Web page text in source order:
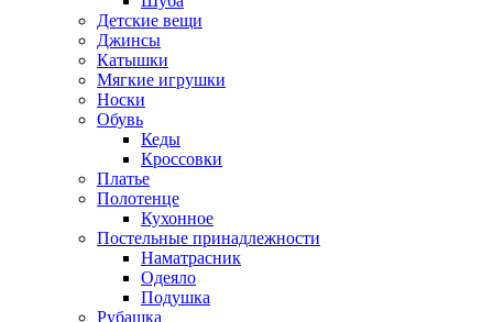
Детские вещи
Джинсы
Катышки
Мягкие игрушки
Носки
Обувь
Кеды
Кроссовки
Платье
Полотенце
Кухонное
Постельные принадлежности
Наматрасник
Одеяло
Подушка
Рубашка